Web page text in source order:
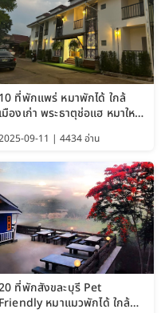
10 ที่พักแพร่ หมาพักได้ ใกล้
เมืองเก่า พระธาตุช่อแฮ หมาใหญ่
09-11 | 4434 อ่าน
ที่พักสังขละบุรี Pet
Friendly หมาแมวพักได้ ใกล้